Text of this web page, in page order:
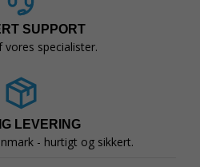
SUPPORT
specialister.
LEVERING
- hurtigt og sikkert.